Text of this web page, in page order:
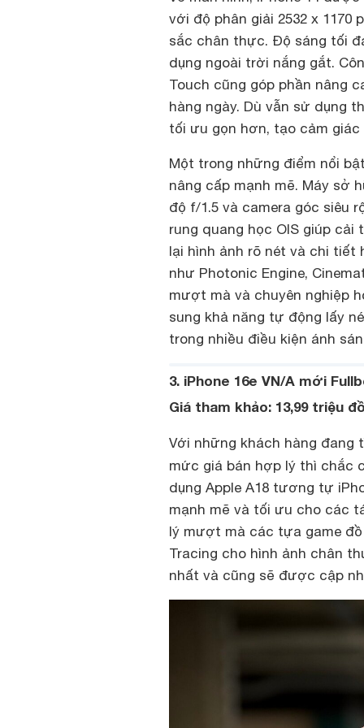
với độ phân giải 2532 x
sắc chân thực. Độ sáng tối
dụng ngoài trời nắng gắt.
Touch cũng góp phần nâng
hàng ngày. Dù vẫn sử dụng
tối ưu gọn hơn, tạo cảm
Một trong những điểm nổi
nâng cấp mạnh mẽ. Máy sở
độ f/1.5 và camera góc siêu
rung quang học OIS giúp cải
lại hình ảnh rõ nét và chi tiết
như Photonic Engine,
mượt mà và chuyên nghiệp
sung khả năng tự động lấy
trong nhiều điều kiện ánh
3. iPhone 16e VN/A mới
Giá tham khảo: 13,99 triệu
Với những khách hàng đang
mức giá bán hợp lý thì chắc
dụng Apple A18 tương tự
mạnh mẽ và tối ưu cho các
lý mượt mà các tựa game
Tracing cho hình ảnh chân
nhất và cũng sẽ được cập